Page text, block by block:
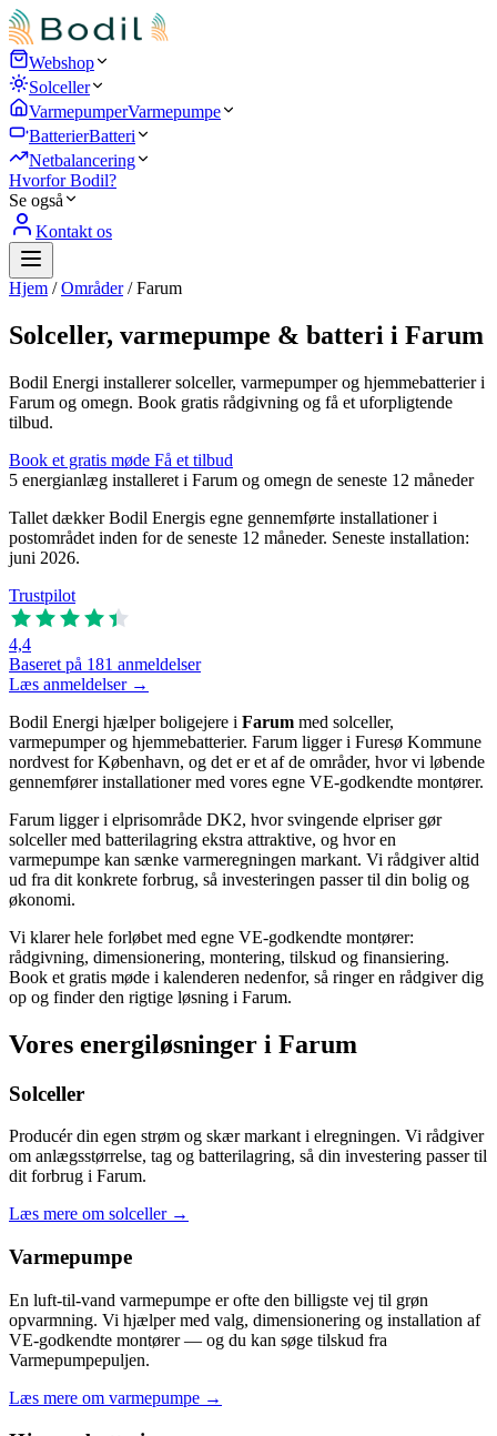
Webshop
Solceller
VarmepumperVarmepumpe
BatterierBatteri
Netbalancering
Hvorfor Bodil?
Se også
Kontakt os
Hjem / Områder / Farum
Solceller, varmepumpe & batteri i Farum
Bodil Energi installerer solceller, varmepumper og hjemmebatterier i
Farum og omegn. Book gratis rådgivning og få et uforpligtende
tilbud.
Book et gratis møde Få et tilbud
5 energianlæg installeret i Farum og omegn de seneste 12 måneder
Tallet dækker Bodil Energis egne gennemførte installationer i
postområdet inden for de seneste 12 måneder. Seneste installation:
juni 2026.
Trustpilot
4,4
Baseret på 181 anmeldelser
Læs anmeldelser →
Bodil Energi hjælper boligejere i Farum med solceller,
varmepumper og hjemmebatterier. Farum ligger i Furesø Kommune
nordvest for København, og det er et af de områder, hvor vi løbende
gennemfører installationer med vores egne VE-godkendte montører.
Farum ligger i elprisområde DK2, hvor svingende elpriser gør
solceller med batterilagring ekstra attraktive, og hvor en
varmepumpe kan sænke varmeregningen markant. Vi rådgiver altid
ud fra dit konkrete forbrug, så investeringen passer til din bolig og
økonomi.
Vi klarer hele forløbet med egne VE-godkendte montører:
rådgivning, dimensionering, montering, tilskud og finansiering.
Book et gratis møde i kalenderen nedenfor, så ringer en rådgiver dig
op og finder den rigtige løsning i Farum.
Vores energiløsninger i Farum
Solceller
Producér din egen strøm og skær markant i elregningen. Vi rådgiver
om anlægsstørrelse, tag og batterilagring, så din investering passer til
dit forbrug i Farum.
Læs mere om solceller →
Varmepumpe
En luft-til-vand varmepumpe er ofte den billigste vej til grøn
opvarmning. Vi hjælper med valg, dimensionering og installation af
VE-godkendte montører — og du kan søge tilskud fra
Varmepumpepuljen.
Læs mere om varmepumpe →